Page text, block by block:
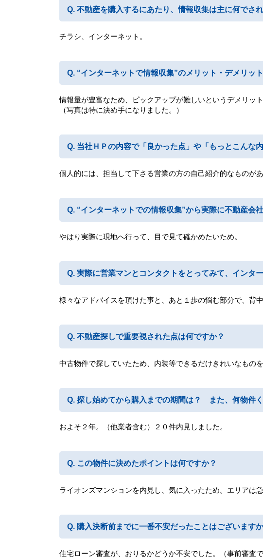
不動産を購入するにあたり、情報収集は主に何でさ
チラシ、インターネット。
“インターネットで情報収集”のメリット・デメリッ
情報量が豊富なため、ピックアップが難しいというデメリッ
（写真は特に決め手になりました。）
当社ＨＰの内容で「良かった点」や「もっとこんな
個人的には、担当して下さる営業の方の自己紹介的なものが
“インターネットでの情報収集”から実際に不動産会
やはり実際に現地へ行って、目で見て確かめたいため。
実際に営業マンとコンタクトをとってみて、インタ
様々なアドバイスを頂けた事と、あと１歩の悩む部分で、背
不動産探しで重要視された点は何ですか？
中古物件で探していたため、内装等できるだけきれいなもの
探し始めてから購入までの期間は？ また、何物件
およそ２年。（他業者含む）２０件内見しました。
この物件に決めたポイントは何ですか？
ライオンズマンションを内見し、気に入ったため。エリアは
購入決断前までに一番不安だったことはございます
住宅ローン審査が、おりるかどうか不安でした。（事前審査